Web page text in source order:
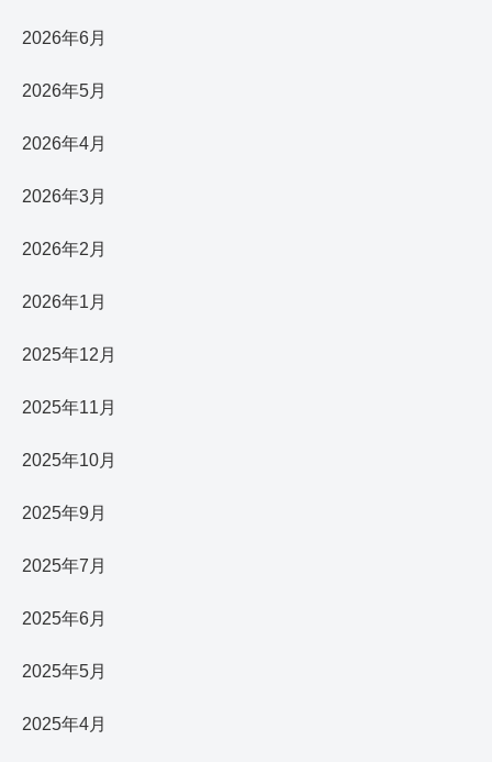
2026年6月
2026年5月
2026年4月
2026年3月
2026年2月
2026年1月
2025年12月
2025年11月
2025年10月
2025年9月
2025年7月
2025年6月
2025年5月
2025年4月